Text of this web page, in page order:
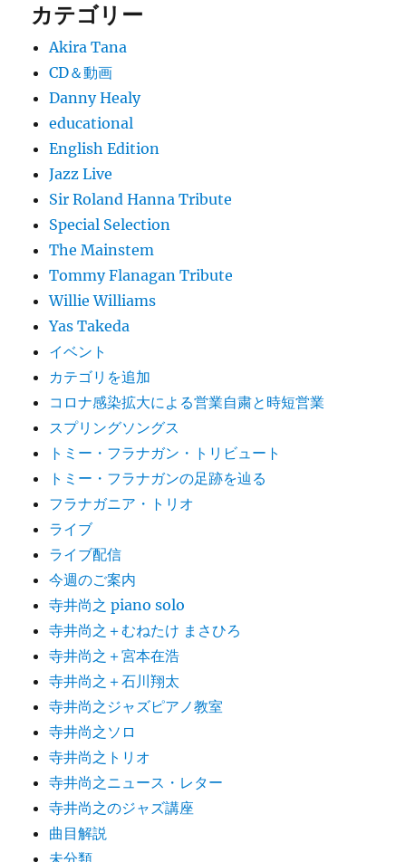
カテゴリー
Akira Tana
CD＆動画
Danny Healy
educational
English Edition
Jazz Live
Sir Roland Hanna Tribute
Special Selection
The Mainstem
Tommy Flanagan Tribute
Willie Williams
Yas Takeda
イベント
カテゴリを追加
コロナ感染拡大による営業自粛と時短営業
スプリングソングス
トミー・フラナガン・トリビュート
トミー・フラナガンの足跡を辿る
フラナガニア・トリオ
ライブ
ライブ配信
今週のご案内
寺井尚之 piano solo
寺井尚之＋むねたけ まさひろ
寺井尚之＋宮本在浩
寺井尚之＋石川翔太
寺井尚之ジャズピアノ教室
寺井尚之ソロ
寺井尚之トリオ
寺井尚之ニュース・レター
寺井尚之のジャズ講座
曲目解説